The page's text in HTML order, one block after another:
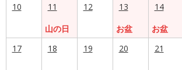
10
11
山の日
12
13
お盆
14
お盆
17
18 19 20 21